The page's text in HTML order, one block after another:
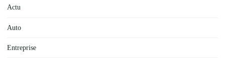
Actu
Auto
Entreprise